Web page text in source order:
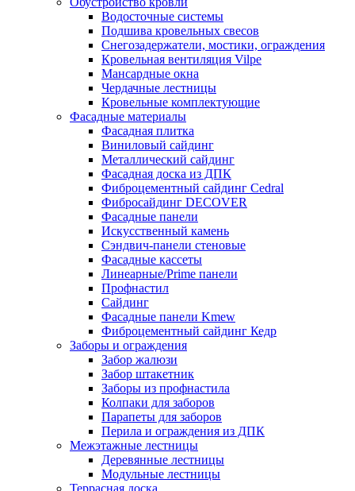
Водосточные системы
Подшива кровельных свесов
Снегозадержатели, мостики, ограждения
Кровельная вентиляция Vilpe
Мансардные окна
Чердачные лестницы
Кровельные комплектующие
Фасадные материалы
Фасадная плитка
Виниловый сайдинг
Металлический сайдинг
Фасадная доска из ДПК
Фиброцементный сайдинг Cedral
Фибросайдинг DECOVER
Фасадные панели
Искусственный камень
Сэндвич-панели стеновые
Фасадные кассеты
Линеарные/Prime панели
Профнастил
Сайдинг
Фасадные панели Kmew
Фиброцементный сайдинг Кедр
Заборы и ограждения
Забор жалюзи
Забор штакетник
Заборы из профнастила
Колпаки для заборов
Парапеты для заборов
Перила и ограждения из ДПК
Межэтажные лестницы
Деревянные лестницы
Модульные лестницы
Террасная доска